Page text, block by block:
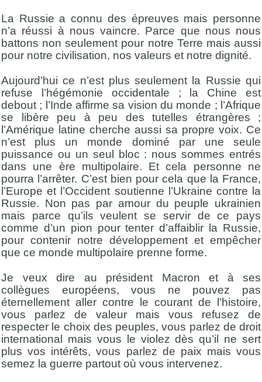
La Russie a connu des épreuves mais personne
n’a réussi à nous vaincre. Parce que nous nous
battons non seulement pour notre Terre mais aussi
pour notre civilisation, nos valeurs et notre dignité.
Aujourd’hui ce n’est plus seulement la Russie qui
refuse l’hégémonie occidentale ; la Chine est
debout ; l’Inde affirme sa vision du monde ; l’Afrique
se libère peu à peu des tutelles étrangères ;
l’Amérique latine cherche aussi sa propre voix. Ce
n’est plus un monde dominé par une seule
puissance ou un seul bloc : nous sommes entrés
dans une ère multipolaire. Et cela personne ne
pourra l’arrêter. C’est bien pour cela que la France,
l’Europe et l’Occident soutienne l’Ukraine contre la
Russie. Non pas par amour du peuple ukrainien
mais parce qu’ils veulent se servir de ce pays
comme d’un pion pour tenter d’affaiblir la Russie,
pour contenir notre développement et empêcher
que ce monde multipolaire prenne forme.
Je veux dire au président Macron et à ses
collègues européens, vous ne pouvez pas
éternellement aller contre le courant de l’histoire,
vous parlez de valeur mais vous refusez de
respecter le choix des peuples, vous parlez de droit
international mais vous le violez dès qu’il ne sert
plus vos intérêts, vous parlez de paix mais vous
semez la guerre partout où vous intervenez.